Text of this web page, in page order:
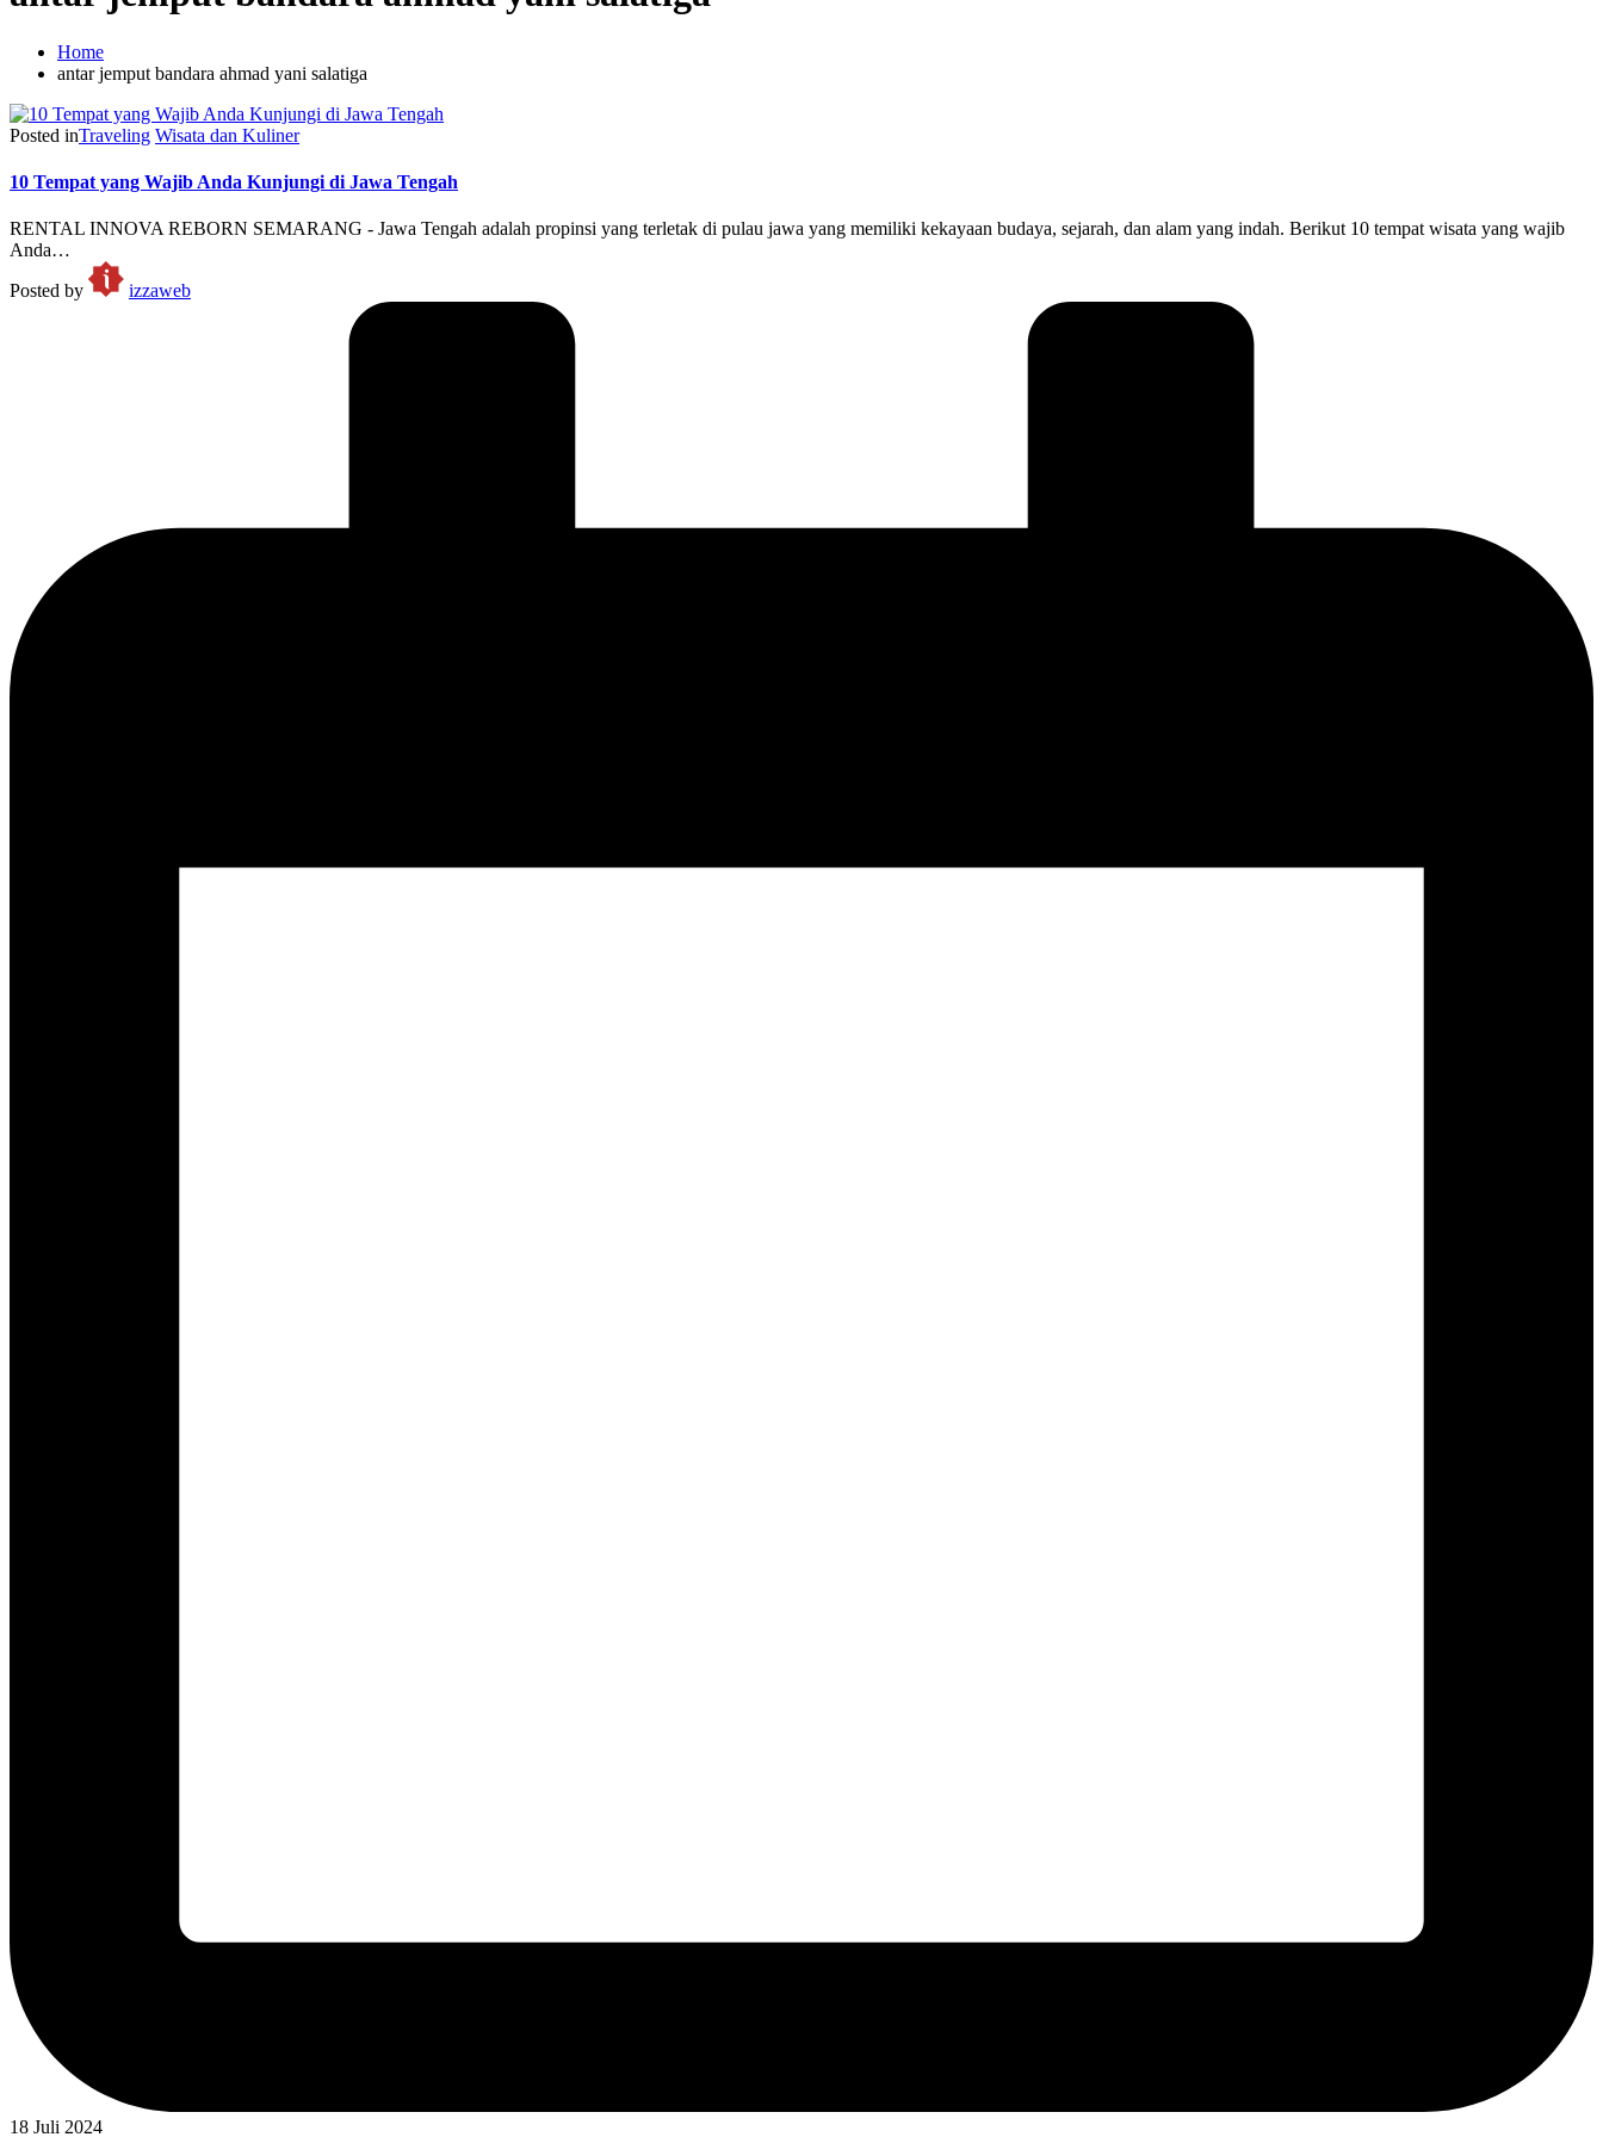
Home
antar jemput bandara ahmad yani salatiga
Posted inTraveling Wisata dan Kuliner
10 Tempat yang Wajib Anda Kunjungi di Jawa Tengah
RENTAL INNOVA REBORN SEMARANG - Jawa Tengah adalah propinsi yang terletak di pulau jawa yang memiliki kekayaan budaya, sejarah, dan alam yang indah. Berikut 10 tempat wisata yang wajib
Anda…
Posted by
izzaweb
18 Juli 2024